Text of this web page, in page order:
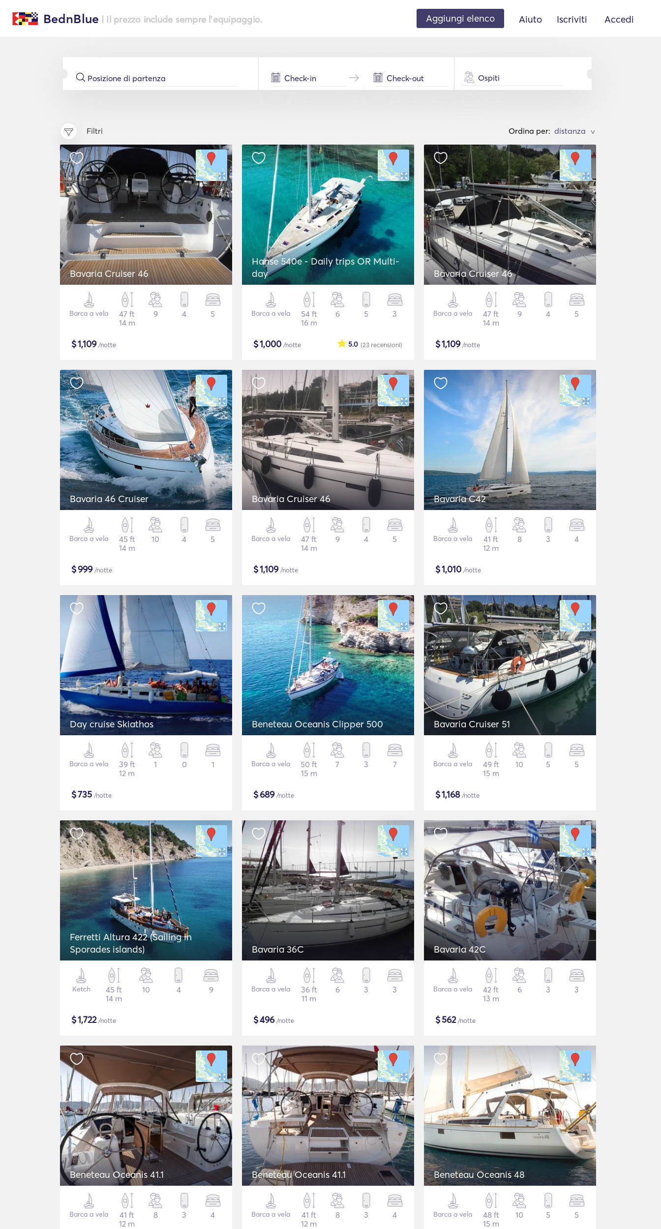
BednBlue | Il prezzo include sempre l'equipaggio. Aggiungi elenco Aiuto Iscriviti Accedi
Ospiti
Filtri Ordina per: >
Bavaria Cruiser 46
Barca a vela
47 ft
14 m
9 4 5
$1,109/notte
Hanse 540e - Daily trips OR Multi-
day
Barca a vela
54 ft
16 m
6 5 3
$1,000 /notte (23 recensioni)
5.0
Bavaria Cruiser 46
Barca a vela
47 ft
14 m
9 4 5
$1,109/notte
Bavaria 46 Cruiser
Barca a vela
45 ft
14 m
10 4 5
$999/notte
Bavaria Cruiser 46
Barca a vela
47 ft
14 m
9 4 5
$1,109/notte
Bavaria C42
Barca a vela
41 ft
12 m
8 3 4
$1,010 /notte
Day cruise Skiathos
Barca a vela
39 ft
12 m
1 0 1
$735 /notte
Beneteau Oceanis Clipper 500
Barca a vela
50 ft
15 m
7 3 7
$689/notte
Bavaria Cruiser 51
Barca a vela
49 ft
15 m
10 5 5
$1,168/notte
Ferretti Altura 422 (Sailing in
Sporades islands)
Ketch
45 ft
14 m
10 4 9
$1,722/notte
Bavaria 36C
Barca a vela
36 ft
11 m
6 3 3
$496/notte
Bavaria 42C
Barca a vela
42 ft
13 m
6 3 3
$562/notte
Beneteau Oceanis 41.1
Barca a vela
41 ft
12 m
8 3 4
Beneteau Oceanis 41.1
Barca a vela
41 ft
12 m
8 3 4
Beneteau Oceanis 48
Barca a vela
48 ft
15 m
10 5 5